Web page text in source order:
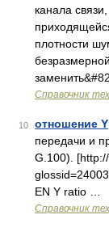
канала
плотности
Справочник
10 отношение Y
передачи и
G.100).
EN Y ratio …
Справочник